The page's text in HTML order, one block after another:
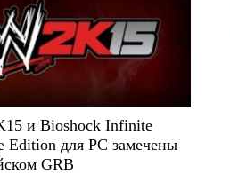
и Bioshock Infinite
Edition для PC замечены
GRB